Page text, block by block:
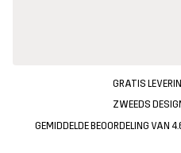
GRATIS
ZWEEDS
GEMIDDELDE BEOORDELING VAN